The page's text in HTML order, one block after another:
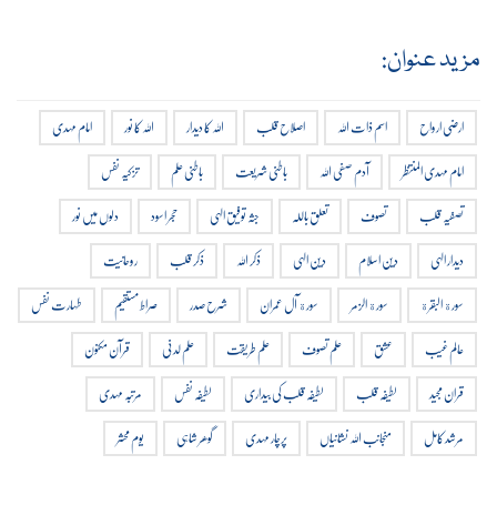
مزید عنوان:
ارضی ارواح اسم ذات اللہ اصلاح قلب اللہ کا دیدار اللہ کا نور
امام مہدی
امام مہدی المنتظر
آدم صفی اللہ باطنی شریعت باطنی علم
تزکیہ نفس
تصفیہ قلب
تصوف تعلق باللہ جثہ توفیق الہی حجر اسود
دلوں میں نور
دیدار الہی
دین اسلام دین الہی ذکر اللہ ذکر قلب
روحانیت
سورة البقرة
سورة الزمر سورة آل عمران شرح صدر صراط مستقیم
طہارت نفس
عالم غیب
عشق علم تصوف علم طریقت علم لدنی
قرآن مکنون
قران مجید
لطیفہ قلب لطیفہ قلب کی بیداری لطیفہ نفس
مرتبہ مہدی
مرشد کامل
منجانب اللہ نشانیاں پرچار مہدی گوھر شاہی یوم محشر